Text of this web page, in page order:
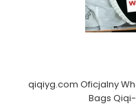
qiqiyg.com Oficjalny
Bags